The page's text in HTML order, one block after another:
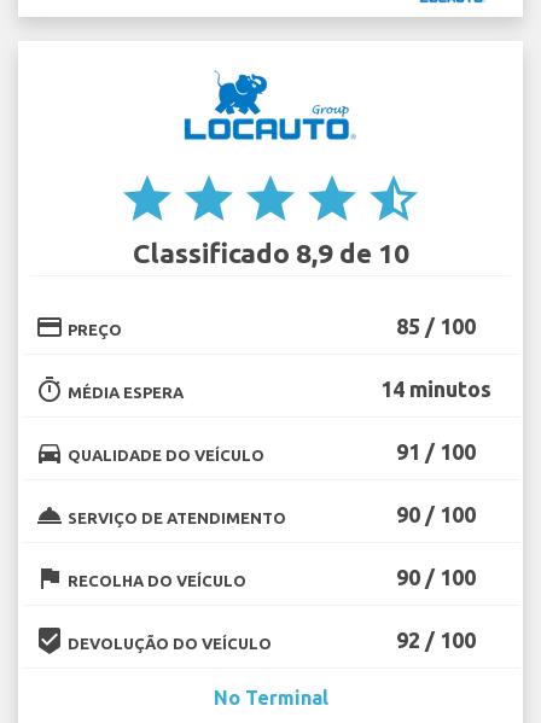
star star star star star_half
Classificado 8,9 de 10
credit_card PREÇO 85 / 100
timer MÉDIA ESPERA 14 minutos
directions_car QUALIDADE DO VEÍCULO 91 / 100
room_service SERVIÇO DE ATENDIMENTO 90 / 100
flag RECOLHA DO VEÍCULO 90 / 100
beenhere DEVOLUÇÃO DO VEÍCULO 92 / 100
No Terminal